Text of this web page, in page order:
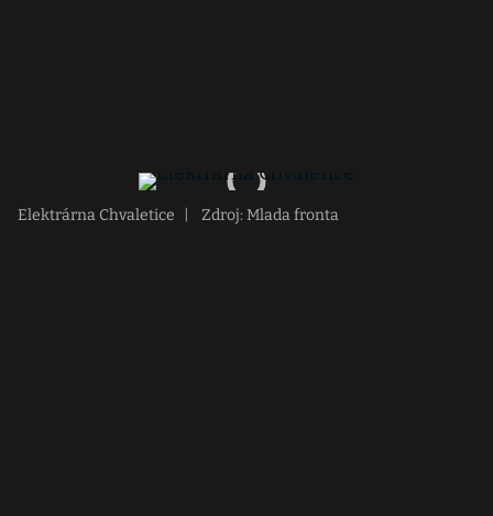
Elektrárna Chvaletice Zdroj: Mlada fronta